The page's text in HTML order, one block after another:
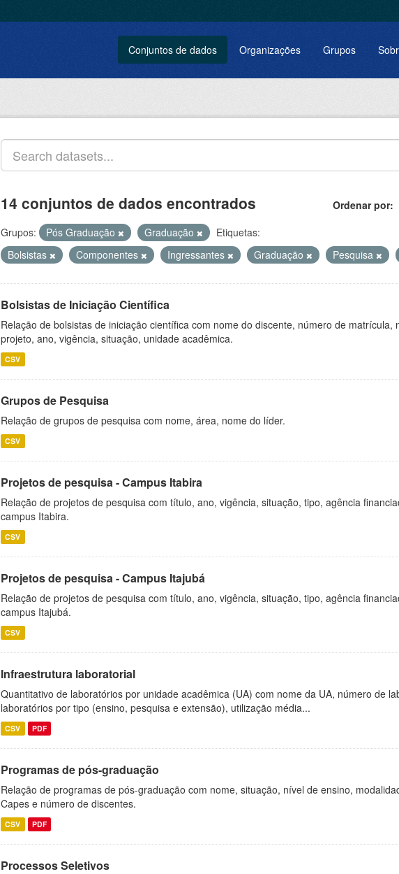
Conjuntos de dados Organizações Grupos
Ordenar por
14 conjuntos de dados encontrados
Grupos: Pós Graduação Graduação
Etiquetas:
Bolsistas
Componentes Ingressantes Graduação Pesquisa
Bolsistas de Iniciação Científica
Relação de bolsistas de iniciação científica com nome do discente, número de matrícula,
projeto, ano, vigência, situação, unidade acadêmica.
CSV
Grupos de Pesquisa
Relação de grupos de pesquisa com nome, área, nome do líder.
CSV
Projetos de pesquisa - Campus Itabira
Relação de projetos de pesquisa com título, ano, vigência, situação, tipo, agência
campus Itabira.
CSV
Projetos de pesquisa - Campus Itajubá
Relação de projetos de pesquisa com título, ano, vigência, situação, tipo, agência
campus Itajubá.
CSV
Infraestrutura laboratorial
Quantitativo de laboratórios por unidade acadêmica (UA) com nome da UA, número de
laboratórios por tipo (ensino, pesquisa e extensão), utilização média...
CSV PDF
Programas de pós-graduação
Relação de programas de pós-graduação com nome, situação, nível de ensino,
Capes e número de discentes.
CSV PDF
Processos Seletivos